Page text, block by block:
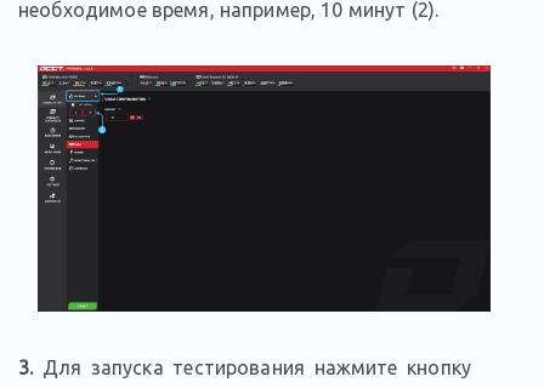
необходимое время, например, 10 минут (2).
3.Для запуска тестирования нажмите кнопку